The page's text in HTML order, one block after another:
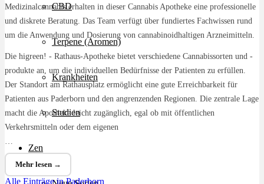
CBD
Terpene (Aromen)
Krankheiten
Studien
Zen
Medizinalcannabis erhalten in dieser Cannabis Apotheke eine professionelle
und diskrete Beratung. Das Team verfügt über fundiertes Fachwissen rund
um die Anwendung und Dosierung von cannabinoidhaltigen Arzneimitteln.
Die higreen! - Rathaus-Apotheke bietet verschiedene Cannabissorten und -
produkte an, um die individuellen Bedürfnisse der Patienten zu erfüllen.
Der Standort am Rathausplatz ermöglicht eine gute Erreichbarkeit für
Patienten aus Paderborn und den angrenzenden Regionen. Die zentrale Lage
macht die Apotheke leicht zugänglich, egal ob mit öffentlichen
Verkehrsmitteln oder dem eigenen
Mehr lesen →
Alle Einträge in Paderborn